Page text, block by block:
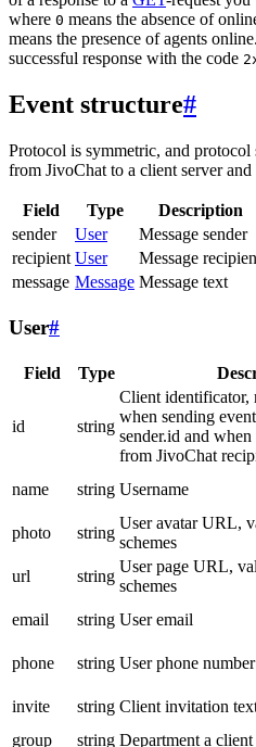
where 0 means the absence of
means the presence of agents
successful response with the code
Event structure#
Protocol is symmetric, and protocol
from JivoChat to a client server and
Field Type
Description
sender
User
Message sender
recipient User
Message
message Message Message text
User#
Field Type
id string
Client identificator,
when sending
sender.id and
from JivoChat
name string Username
photo
string
User avatar URL,
schemes
url
string
User page URL,
schemes
email
string User email
phone
string User phone number
invite
string Client invitation
group
string Department a